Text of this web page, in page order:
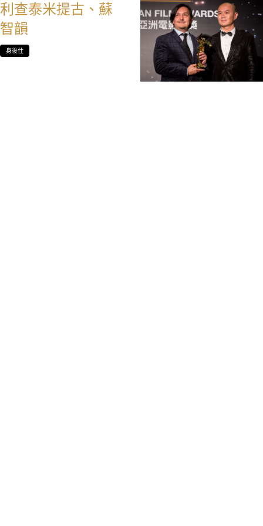
利查泰米提古、蘇
智韻
身後仕